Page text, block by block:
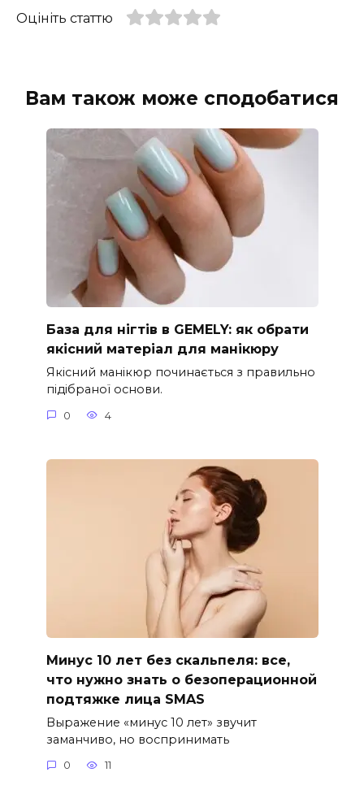
Оцініть статтю
Вам також може сподобатися
База для нігтів в GEMELY: як обрати
якісний матеріал для манікюру
Якісний манікюр починається з правильно
підібраної основи.
0 4
Минус 10 лет без скальпеля: все,
что нужно знать о безоперационной
подтяжке лица SMAS
Выражение «минус 10 лет» звучит
заманчиво, но воспринимать
0 11